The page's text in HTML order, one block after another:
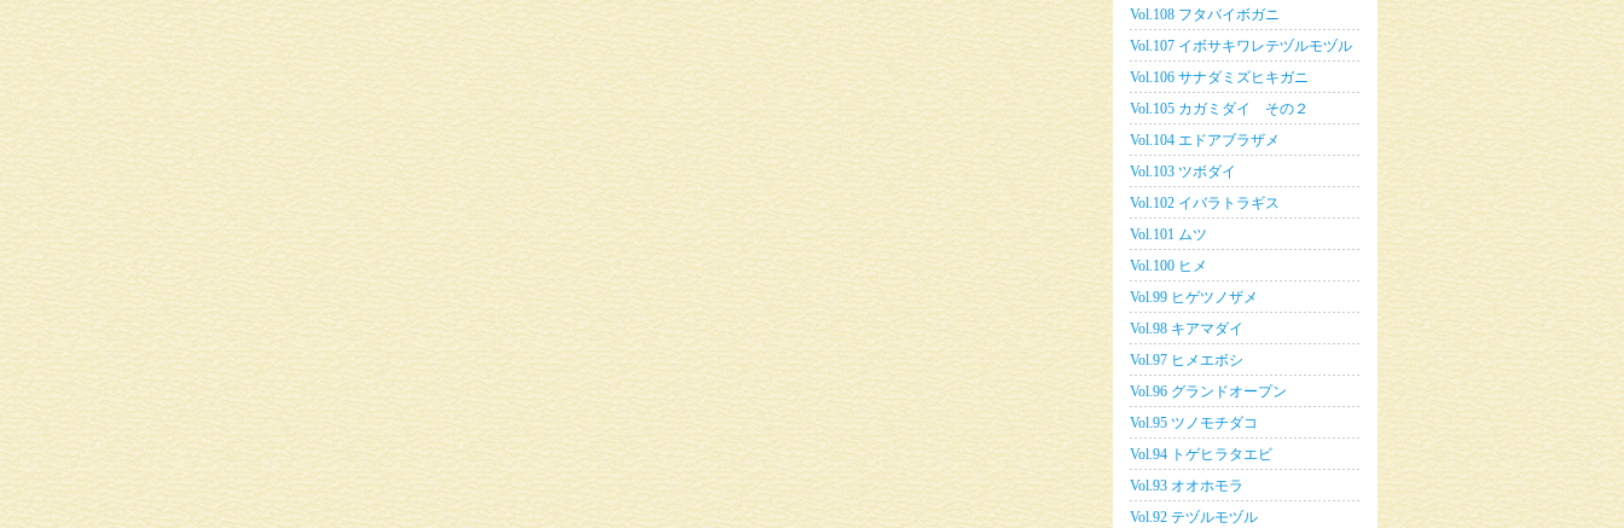
Vol.108 フタバイボガニ
Vol.107 イボサキワレテヅルモヅル
Vol.106 サナダミズヒキガニ
Vol.105 カガミダイ その２
Vol.104 エドアブラザメ
Vol.103 ツボダイ
Vol.102 イバラトラギス
Vol.101 ムツ
Vol.100 ヒメ
Vol.99 ヒゲツノザメ
Vol.98 キアマダイ
Vol.97 ヒメエボシ
Vol.96 グランドオープン
Vol.95 ツノモチダコ
Vol.94 トゲヒラタエビ
Vol.93 オオホモラ
Vol.92 テヅルモヅル